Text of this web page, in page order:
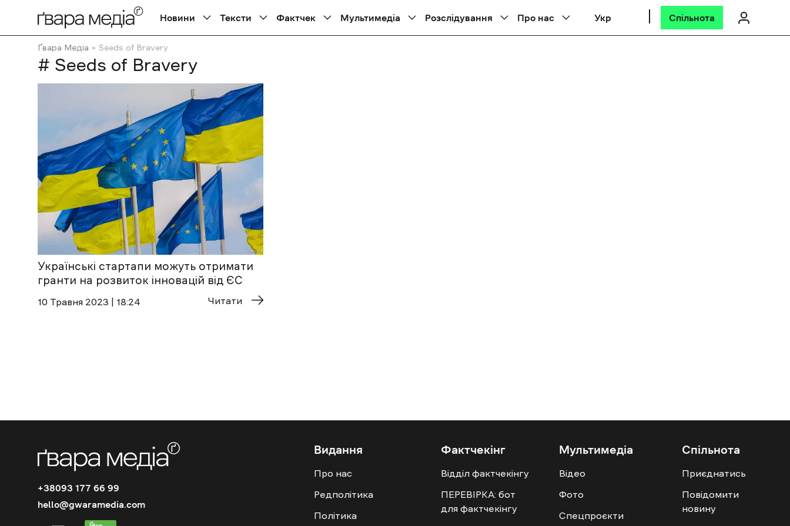
Новини Тексти Фактчек Мультимедіа Розслідування Про нас Укр Спільнота
Ґвара Медіа Seeds of Bravery
# Seeds of Bravery
Українські стартапи можуть отримати
гранти на розвиток інновацій від ЄС
10 Травня 2023 | 18:24 Читати
+38093 177 66 99
hello@gwaramedia.com
Видання
Про нас
Редполітика
Політика
Фактчекінг
Відділ фактчекінгу
ПЕРЕВІРКА: бот
для фактчекінгу
Мультимедіа
Відео
Фото
Спецпроєкти
Спільнота
Приєднатись
Повідомити
новину